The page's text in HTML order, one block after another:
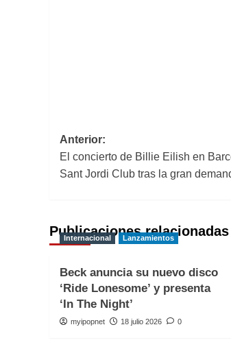
Navegación
de
Anterior:
El concierto de Billie Eilish en
Sant Jordi Club tras la gran
Publicaciones relacionadas
Internacional Lanzamientos
Beck anuncia su nuevo disco
‘Ride Lonesome’ y presenta
‘In The Night’
myipopnet 18 julio 2026 0